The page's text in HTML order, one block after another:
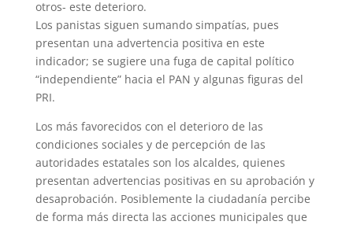
otros- este deterioro.
Los panistas siguen sumando simpatías, pues
presentan una advertencia positiva en este
indicador; se sugiere una fuga de capital político
“independiente” hacia el PAN y algunas figuras del
PRI.
Los más favorecidos con el deterioro de las
condiciones sociales y de percepción de las
autoridades estatales son los alcaldes, quienes
presentan advertencias positivas en su aprobación y
desaprobación. Posiblemente la ciudadanía percibe
de forma más directa las acciones municipales que